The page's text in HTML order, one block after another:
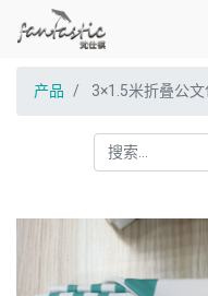
产品 3×1.5米折叠公